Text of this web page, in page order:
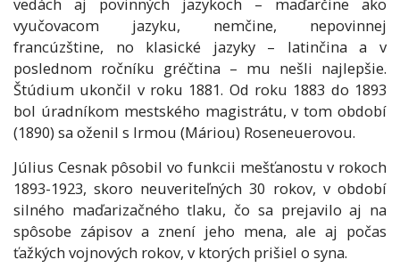
vyučovacom jazyku, nemčine, nepovinnej
francúzštine, no klasické jazyky – latinčina a v
poslednom ročníku gréčtina – mu nešli najlepšie.
Štúdium ukončil v roku 1881. Od roku 1883 do 1893
bol úradníkom mestského magistrátu, v tom období
(1890) sa oženil s Irmou (Máriou) Roseneuerovou.
Július Cesnak pôsobil vo funkcii mešťanostu v rokoch
1893-1923, skoro neuveriteľných 30 rokov, v období
silného maďarizačného tlaku, čo sa prejavilo aj na
spôsobe zápisov a znení jeho mena, ale aj počas
ťažkých vojnových rokov, v ktorých prišiel o syna.